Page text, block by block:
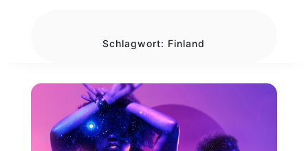
Schlagwort: Finland